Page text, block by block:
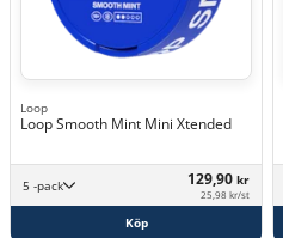
Loop
Loop Smooth Mint Mini Xtended
5 -pack 129,90 kr
25,98 kr/st
Köp